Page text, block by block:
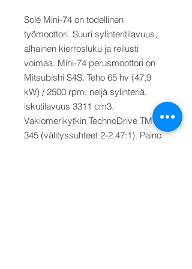
Solé Mini-74 on todellinen
työmoottori. Suuri sylinteritilavuus,
alhainen kierrosluku ja reilusti
voimaa. Mini-74 perusmoottori on
Mitsubishi S4S. Teho 65 hv (47,9
kW) / 2500 rpm, neljä sylinteriä,
iskutilavuus 3311 cm3.
Vakiomerikytkin TechnoDrive TM-
345 (välityssuhteet 2-2.47:1). Paino